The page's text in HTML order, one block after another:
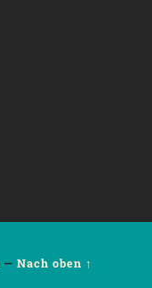
— Nach oben ↑